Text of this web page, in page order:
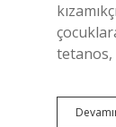
tetanos,